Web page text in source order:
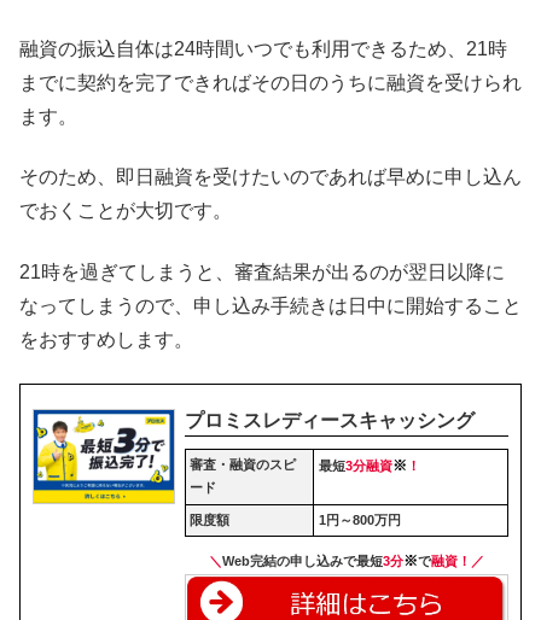
融資の振込自体は24時間いつでも利用できるため、21時
までに契約を完了できればその日のうちに融資を受けられ
ます。
そのため、即日融資を受けたいのであれば早めに申し込ん
でおくことが大切です。
21時を過ぎてしまうと、審査結果が出るのが翌日以降に
なってしまうので、申し込み手続きは日中に開始すること
をおすすめします。
プロミスレディースキャッシング
審査・融資のスピ
ード
最短3分融資※ ！
限度額 1円～800万円
＼Web完結の申し込みで最短3分※で融資！／